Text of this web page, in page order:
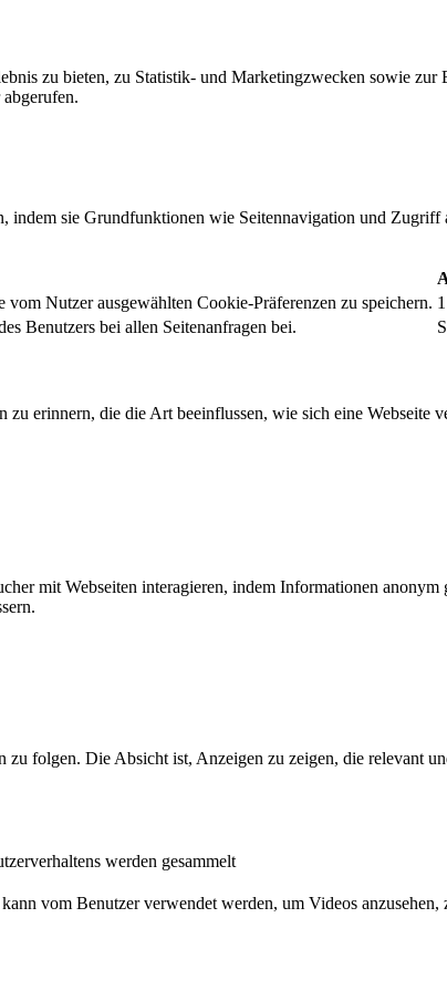
zu bieten, zu Statistik- und Marketingzwecken sowie
indem sie Grundfunktionen wie Seitennavigation und
vom Nutzer ausgewählten Cookie-Präferenzen zu speichern.
Benutzers bei allen Seitenanfragen bei.
erinnern, die die Art beeinflussen, wie sich eine Webseite
mit Webseiten interagieren, indem Informationen
folgen. Die Absicht ist, Anzeigen zu zeigen, die relevant
werden gesammelt
vom Benutzer verwendet werden, um Videos